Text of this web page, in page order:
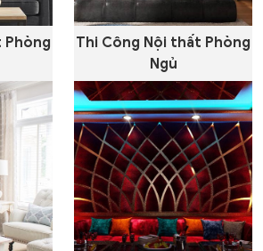
Phòng
Thi Công Nội thất Phòng
Ngủ